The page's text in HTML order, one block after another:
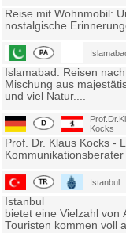
Reise mit Wohnmobil:
nostalgische
Islamabad: Reisen
Mischung aus
und viel Natur....
Kocks
Prof. Dr. Klaus Kocks -
Istanbul
Istanbul
bietet eine Vielzahl von
Touristen kommen voll